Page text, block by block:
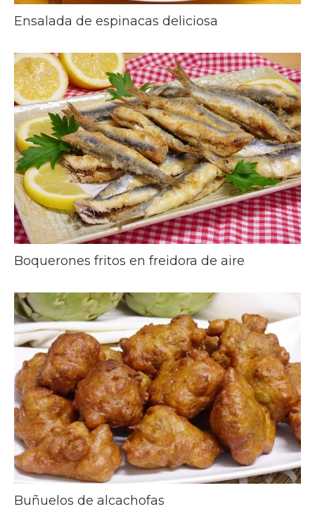
Ensalada de espinacas deliciosa
Boquerones fritos en freidora de aire
Buñuelos de alcachofas